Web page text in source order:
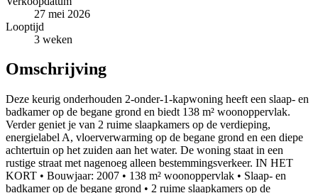
27 mei 2026
Looptijd
3 weken
Omschrijving
Deze keurig onderhouden 2-onder-1-kapwoning heeft een slaap- en
badkamer op de begane grond en biedt 138 m² woonoppervlak.
Verder geniet je van 2 ruime slaapkamers op de verdieping,
energielabel A, vloerverwarming op de begane grond en een diepe
achtertuin op het zuiden aan het water. De woning staat in een
rustige straat met nagenoeg alleen bestemmingsverkeer. IN HET
KORT • Bouwjaar: 2007 • 138 m² woonoppervlak • Slaap- en
badkamer op de begane grond • 2 ruime slaapkamers op de